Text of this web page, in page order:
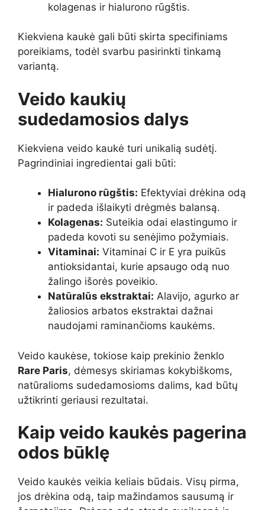
kolagenas ir hialurono rūgštis.
Kiekviena kaukė gali būti skirta specifiniams
poreikiams, todėl svarbu pasirinkti tinkamą
variantą.
Veido kaukių
sudedamosios dalys
Kiekviena veido kaukė turi unikalią sudėtį.
Pagrindiniai ingredientai gali būti:
Hialurono rūgštis: Efektyviai drėkina odą
ir padeda išlaikyti drėgmės balansą.
Kolagenas: Suteikia odai elastingumo ir
padeda kovoti su senėjimo požymiais.
Vitaminai: Vitaminai C ir E yra puikūs
antioksidantai, kurie apsaugo odą nuo
žalingo išorės poveikio.
Natūralūs ekstraktai: Alavijo, agurko ar
žaliosios arbatos ekstraktai dažnai
naudojami raminančioms kaukėms.
Veido kaukėse, tokiose kaip prekinio ženklo
Rare Paris, dėmesys skiriamas kokybiškoms,
natūralioms sudedamosioms dalims, kad būtų
užtikrinti geriausi rezultatai.
Kaip veido kaukės pagerina
odos būklę
Veido kaukės veikia keliais būdais. Visų pirma,
jos drėkina odą, taip mažindamos sausumą ir